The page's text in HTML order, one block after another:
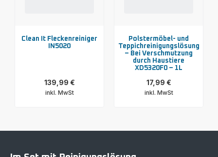
Clean It Fleckenreiniger
IN5020
139,99 €
inkl. MwSt
It
Polstermöbel- und
Teppichreinigungslösung
– Bei Verschmutzung
durch Haustiere
XD5320F0 – 1L
17,99 €
inkl. MwSt
und